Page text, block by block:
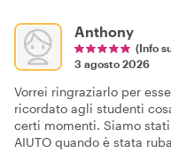
Anthony
(Info
3 agosto 2026
Vorrei ringraziarlo per
ricordato agli studenti
certi momenti. Siamo stati
AIUTO quando è stata